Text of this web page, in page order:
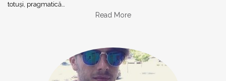
totuşi, pragmatică…
Read More